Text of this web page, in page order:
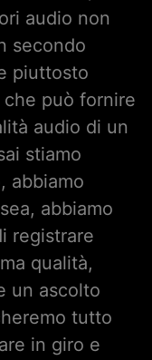
audio non
secondo
piuttosto
può fornire
audio di un
stiamo
abbiamo
abbiamo
registrare
qualità,
un ascolto
tutto
in giro e